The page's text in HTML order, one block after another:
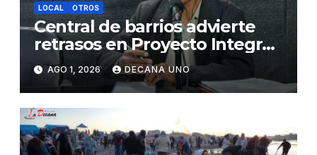
LOCAL OTROS
Central de barrios advierte
retrasos en Proyecto Integral
de Agua y Alcantarillado para
Juliaca
AGO 1, 2026 DECANA UNO